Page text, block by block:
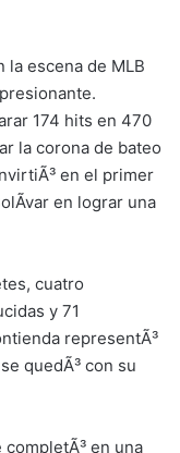
la escena de MLB
174 hits en 470
la corona de bateo
en el primer
en lograr una
cuatro
y 71
representÃ³
quedÃ³ con su
completÃ³ en una